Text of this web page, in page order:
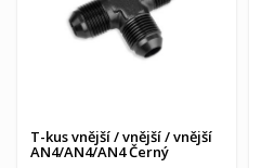
T-kus vnější / vnější / vnější
AN4/AN4/AN4 Černý